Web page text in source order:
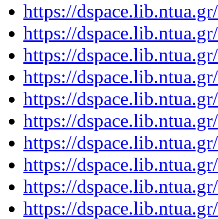
https://
https://
https://
https://
https://
https://
https://
https://
https://
https://